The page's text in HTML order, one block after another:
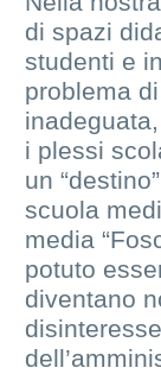
di spazi
studenti e
problema
i plessi
un
scuola
media
potuto
diventano